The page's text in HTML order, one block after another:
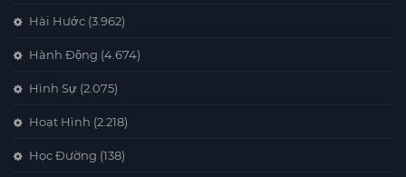
Hài Hước (3.962)
Hành Động (4.674)
Hình Sự (2.075)
Hoạt Hình (2.218)
Học Đường (138)